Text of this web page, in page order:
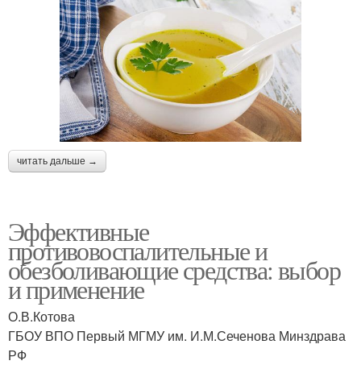
читать дальше →
Эффективные
противовоспалительные и
обезболивающие средства: выбор
и применение
О.В.Котова
ГБОУ ВПО Первый МГМУ им. И.М.Сеченова Минздрава
РФ